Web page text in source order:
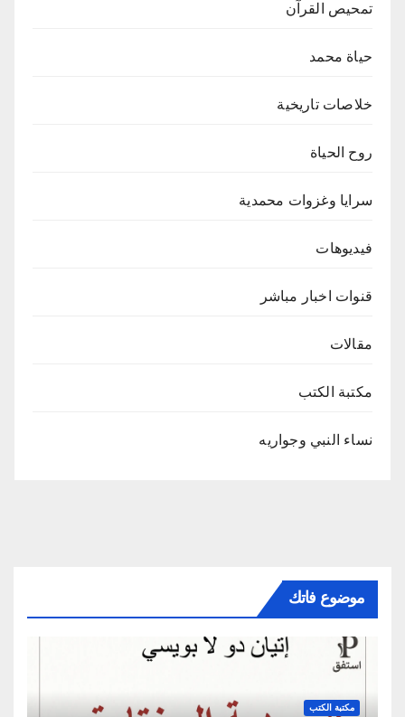
تمحيص القرآن
حياة محمد
خلاصات تاريخية
روح الحياة
سرايا وغزوات محمدية
فيديوهات
قنوات اخبار مباشر
مقالات
مكتبة الكتب
نساء النبي وجواريه
موضوع فاتك
مكتبة الكتب